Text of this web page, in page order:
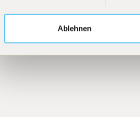
Ablehnen